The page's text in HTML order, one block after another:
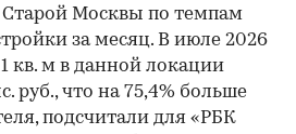
Москвы по темпам
за месяц. В июле 2026
кв. м в данной локации
руб., что на 75,4% больше
подсчитали для «РБК